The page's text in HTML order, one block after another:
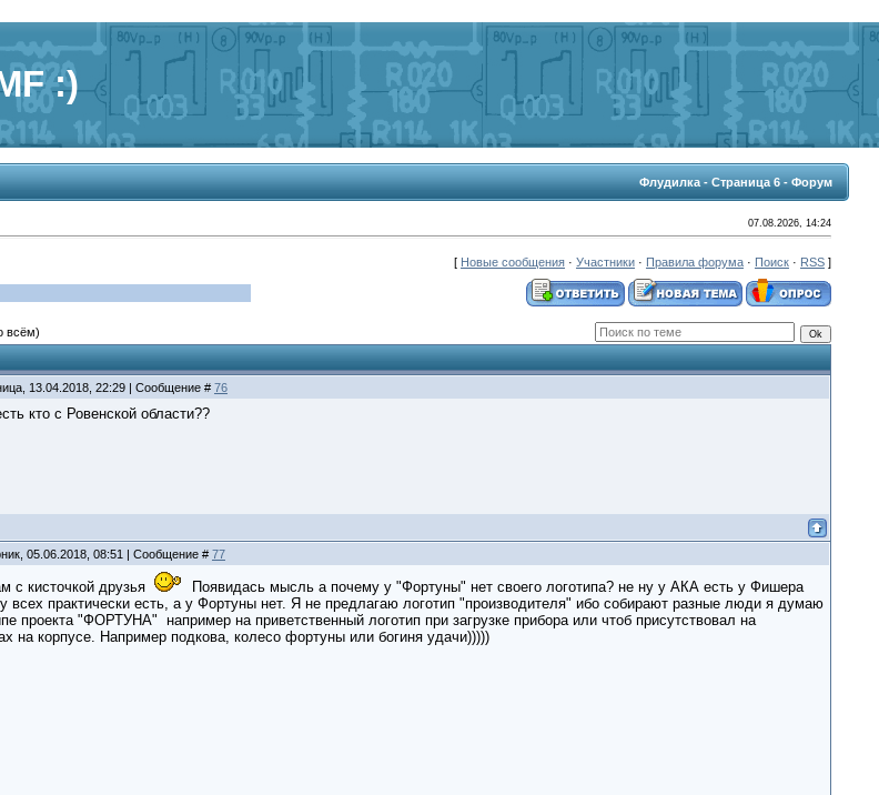
:)
Флудилка - Страница 6 - Форум
07.08.2026, 14:24
[ Новые сообщения· Участники· Правила форума· Поиск· RSS]
всём)
13.04.2018, 22:29 | Сообщение # 76
кто с Ровенской области??
05.06.2018, 08:51 | Сообщение # 77
с кисточкой друзья
Появидась мысль а почему у "Фортуны" нет своего логотипа? не ну у АКА есть у Фишера
всех практически есть, а у Фортуны нет. Я не предлагаю логотип "производителя" ибо собирают разные люди я думаю
проекта "ФОРТУНА" например на приветственный логотип при загрузке прибора или чтоб присутствовал на
на корпусе. Например подкова, колесо фортуны или богиня удачи)))))